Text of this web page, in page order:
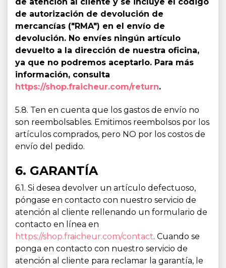
de autorización de devolución de
mercancías ("RMA") en el envío de
devolución. No envíes ningún artículo
devuelto a la dirección de nuestra oficina,
ya que no podremos aceptarlo. Para más
información, consulta
https://shop.fraicheur.com/return.
5.8. Ten en cuenta que los gastos de envío no
son reembolsables. Emitimos reembolsos por los
artículos comprados, pero NO por los costos de
envío del pedido.
6. GARANTÍA
6.1. Si desea devolver un artículo defectuoso,
póngase en contacto con nuestro servicio de
atención al cliente rellenando un formulario de
contacto en línea en
https://shop.fraicheur.com/contact. Cuando se
ponga en contacto con nuestro servicio de
atención al cliente para reclamar la garantía, le